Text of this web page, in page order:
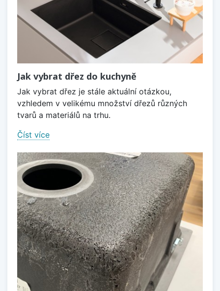
Jak vybrat dřez do kuchyně
Jak vybrat dřez je stále aktuální otázkou,
vzhledem v velikému množství dřezů různých
tvarů a materiálů na trhu.
Číst více